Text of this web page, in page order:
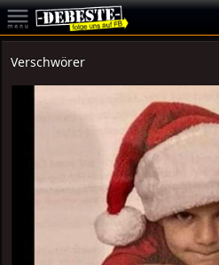
Verschwörer